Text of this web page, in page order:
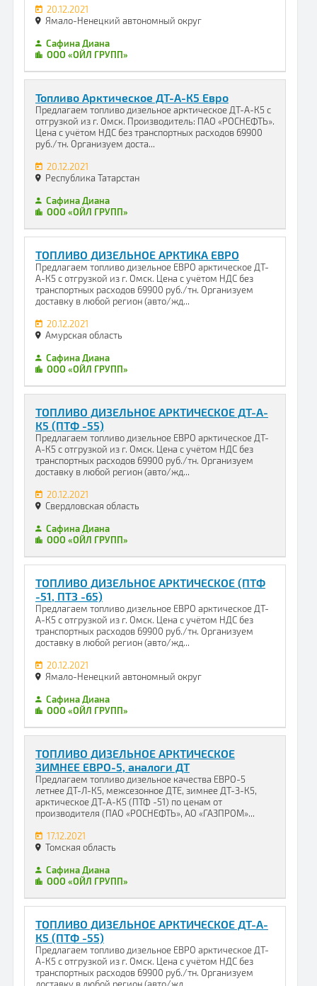
20.12.2021
Ямало-Ненецкий автономный округ
Сафина Диана
ООО «ОЙЛ ГРУПП»
Топливо Арктическое ДТ-А-К5 Евро
Предлагаем топливо дизельное арктическое ДТ-А-К5 с
отгрузкой из г. Омск. Производитель: ПАО «РОСНЕФТЬ».
Цена с учётом НДС без транспортных расходов 69900
руб./тн. Организуем доста...
20.12.2021
Республика Татарстан
Сафина Диана
ООО «ОЙЛ ГРУПП»
ТОПЛИВО ДИЗЕЛЬНОЕ АРКТИКА ЕВРО
Предлагаем топливо дизельное ЕВРО арктическое ДТ-
А-К5 с отгрузкой из г. Омск. Цена с учётом НДС без
транспортных расходов 69900 руб./тн. Организуем
доставку в любой регион (авто/жд...
20.12.2021
Амурская область
Сафина Диана
ООО «ОЙЛ ГРУПП»
ТОПЛИВО ДИЗЕЛЬНОЕ АРКТИЧЕСКОЕ ДТ-А-
К5 (ПТФ -55)
Предлагаем топливо дизельное ЕВРО арктическое ДТ-
А-К5 с отгрузкой из г. Омск. Цена с учётом НДС без
транспортных расходов 69900 руб./тн. Организуем
доставку в любой регион (авто/жд...
20.12.2021
Свердловская область
Сафина Диана
ООО «ОЙЛ ГРУПП»
ТОПЛИВО ДИЗЕЛЬНОЕ АРКТИЧЕСКОЕ (ПТФ
-51, ПТЗ -65)
Предлагаем топливо дизельное ЕВРО арктическое ДТ-
А-К5 с отгрузкой из г. Омск. Цена с учётом НДС без
транспортных расходов 69900 руб./тн. Организуем
доставку в любой регион (авто/жд...
20.12.2021
Ямало-Ненецкий автономный округ
Сафина Диана
ООО «ОЙЛ ГРУПП»
ТОПЛИВО ДИЗЕЛЬНОЕ АРКТИЧЕСКОЕ
ЗИМНЕЕ ЕВРО-5, аналоги ДТ
Предлагаем топливо дизельное качества ЕВРО-5
летнее ДТ-Л-К5, межсезонное ДТЕ, зимнее ДТ-З-К5,
арктическое ДТ-А-К5 (ПТФ -51) по ценам от
производителя (ПАО «РОСНЕФТЬ», АО «ГАЗПРОМ»...
17.12.2021
Томская область
Сафина Диана
ООО «ОЙЛ ГРУПП»
ТОПЛИВО ДИЗЕЛЬНОЕ АРКТИЧЕСКОЕ ДТ-А-
К5 (ПТФ -55)
Предлагаем топливо дизельное ЕВРО арктическое ДТ-
А-К5 с отгрузкой из г. Омск. Цена с учётом НДС без
транспортных расходов 69900 руб./тн. Организуем